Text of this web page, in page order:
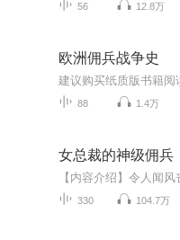
56 12.8万
欧洲佣兵战争史
88 1.4万
女总裁的神级佣兵
330 104.7万